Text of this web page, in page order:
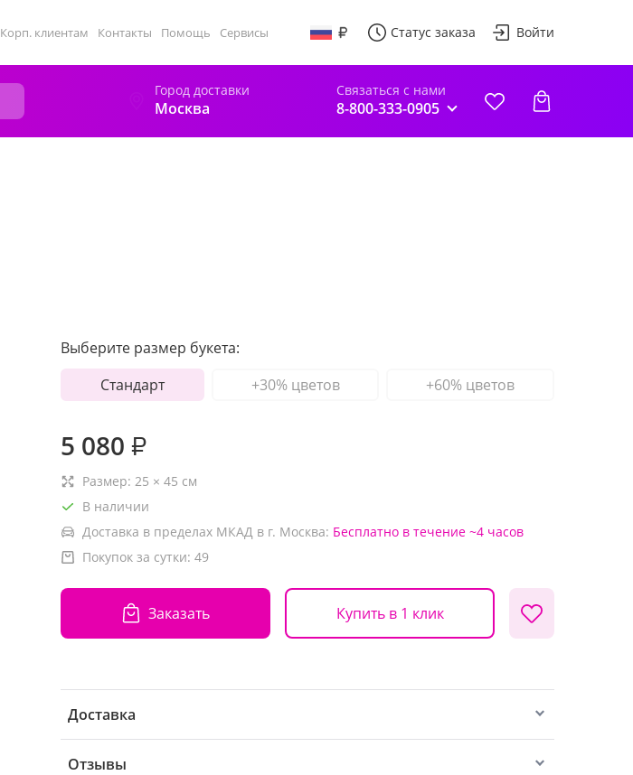
Корп. клиентам Контакты Помощь Сервисы Статус заказа Войти
Город доставки
Москва
Связаться с нами
8-800-333-0905
Выберите размер букета:
Стандарт
+30% цветов +60% цветов
5 080 ₽
Размер: 25 × 45 см
В наличии
Доставка в пределах МКАД в г. Москва: Бесплатно в течение ~4 часов
Покупок за сутки: 49
Заказать Купить в 1 клик
Доставка
Отзывы